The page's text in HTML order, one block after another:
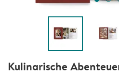
Kulinarische